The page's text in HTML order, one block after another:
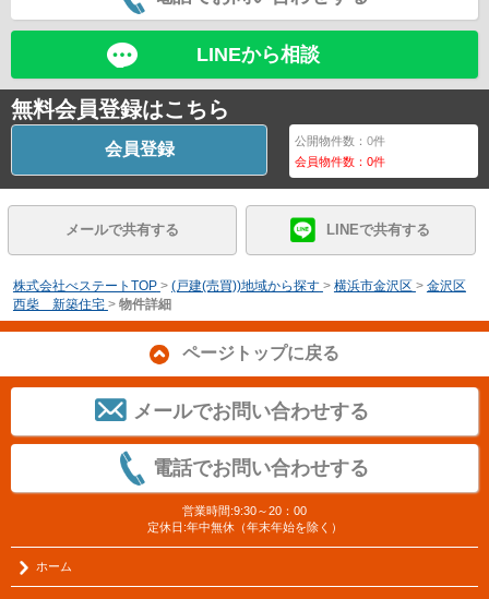
LINEから相談
無料会員登録はこちら
会員登録 公開物件数：0件
会員物件数：0件
メールで共有する LINEで共有する
株式会社べステートTOP > (戸建(売買))地域から探す > 横浜市金沢区 > 金沢区
西柴 新築住宅 > 物件詳細
ページトップに戻る
メールでお問い合わせする
電話でお問い合わせする
営業時間:9:30～20：00
定休日:年中無休（年末年始を除く）
ホーム